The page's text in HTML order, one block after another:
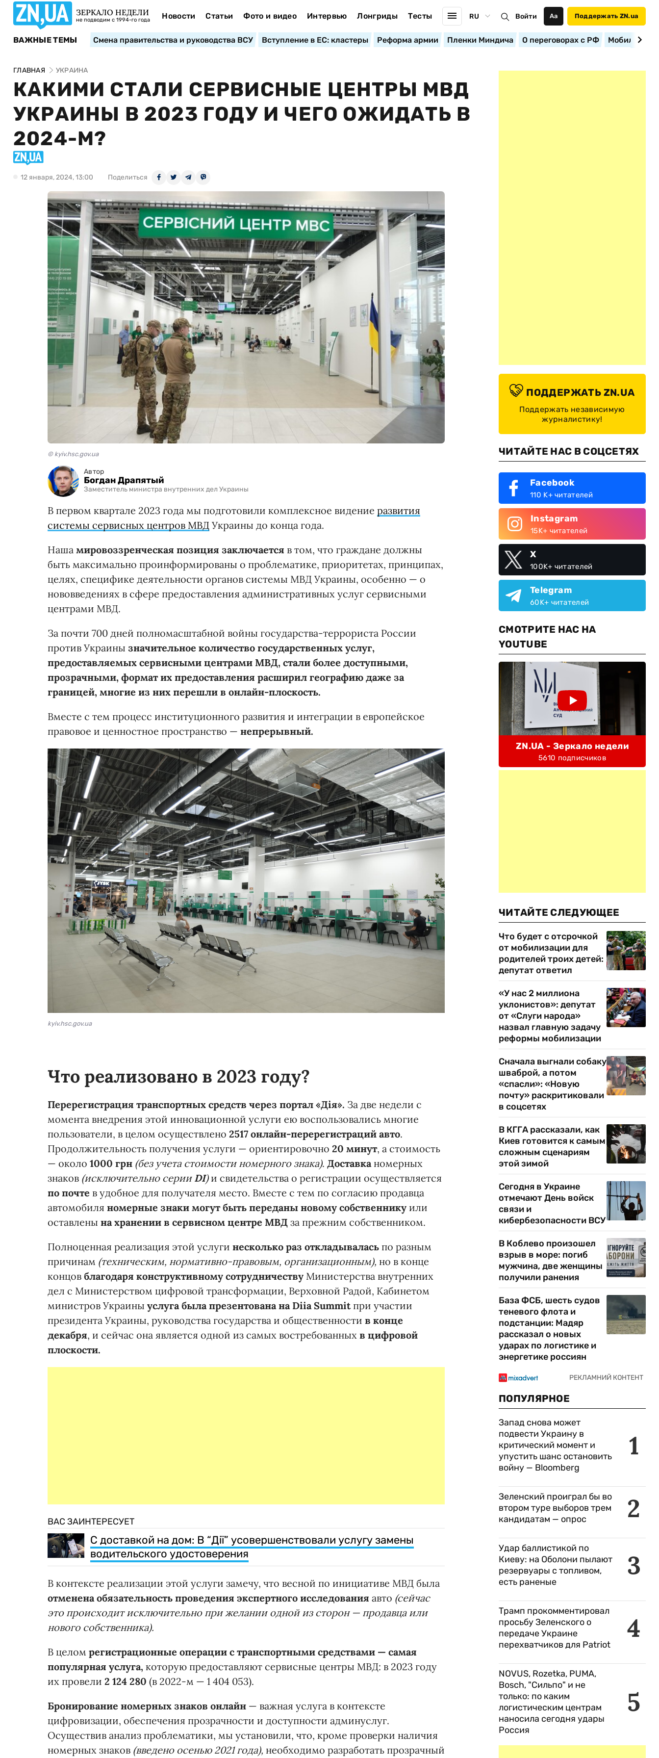
ЗЕРКАЛО НЕДЕЛИ
не подводим с 1994-го года Новости Статьи Фото и видео Интервью Лонгриды Тесты RU Войти Аа Поддержать ZN.ua
ВАЖНЫЕ ТЕМЫ Смена правительства и руководства ВСУ Вступление в ЕС: кластеры Реформа армии Пленки Миндича О переговорах с РФ
ГЛАВНАЯ УКРАИНА
КАКИМИ СТАЛИ СЕРВИСНЫЕ ЦЕНТРЫ МВД
УКРАИНЫ В 2023 ГОДУ И ЧЕГО ОЖИДАТЬ В
2024-М?
12 января, 2024, 13:00 Поделиться
© kyiv.hsc.gov.ua
Автор
Богдан Драпятый
Заместитель министра внутренних дел Украины
В первом квартале 2023 года мы подготовили комплексное видение развития
системы сервисных центров МВД Украины до конца года.
Наша мировоззренческая позиция заключается в том, что граждане должны
быть максимально проинформированы о проблематике, приоритетах, принципах,
целях, специфике деятельности органов системы МВД Украины, особенно — о
нововведениях в сфере предоставления административных услуг сервисными
центрами МВД.
За почти 700 дней полномасштабной войны государства-террориста России
против Украины значительное количество государственных услуг,
предоставляемых сервисными центрами МВД, стали более доступными,
прозрачными, формат их предоставления расширил географию даже за
границей, многие из них перешли в онлайн-плоскость.
Вместе с тем процесс институционного развития и интеграции в европейское
правовое и ценностное пространство — непрерывный.
kyiv.hsc.gov.ua
Что реализовано в 2023 году?
Перерегистрация транспортных средств через портал «Дія». За две недели с
момента внедрения этой инновационной услуги ею воспользовались многие
пользователи, в целом осуществлено 2517 онлайн-перерегистраций авто.
Продолжительность получения услуги — ориентировочно 20 минут, а стоимость
— около 1000 грн (без учета стоимости номерного знака). Доставканомерных
знаков (исключительно серии DI)и свидетельства о регистрации осуществляется
по почте в удобное для получателя место. Вместе с тем по согласию продавца
автомобиля номерные знаки могут быть переданы новому собственнику или
оставлены на хранении в сервисном центре МВД за прежним собственником.
Полноценная реализация этой услуги несколько раз откладывалась по разным
причинам (техническим, нормативно-правовым, организационным), но в конце
концов благодаря конструктивному сотрудничеству Министерства внутренних
дел с Министерством цифровой трансформации, Верховной Радой, Кабинетом
министров Украины услуга была презентована на Diia Summitпри участии
президента Украины, руководства государства и общественности в конце
декабря, и сейчас она является одной из самых востребованных в цифровой
плоскости.
ВАС ЗАИНТЕРЕСУЕТ
С доставкой на дом: В “Дії” усовершенствовали услугу замены
водительского удостоверения
В контексте реализации этой услуги замечу, что весной по инициативе МВД была
отменена обязательность проведения экспертного исследования авто (сейчас
это происходит исключительно при желании одной из сторон — продавца или
нового собственника).
В целом регистрационные операции с транспортными средствами — самая
популярная услуга, которую предоставляют сервисные центры МВД: в 2023 году
их провели 2 124 280 (в 2022-м — 1 404 053).
Бронирование номерных знаков онлайн — важная услуга в контексте
цифровизации, обеспечения прозрачности и доступности админуслуг.
Осуществив анализ проблематики, мы установили, что, кроме проверки наличия
номерных знаков (введено осенью 2021 года), необходимо разработать прозрачный
ПОДДЕРЖАТЬ ZN.UA
Поддержать независимую
журналистику!
ЧИТАЙТЕ НАС В СОЦСЕТЯХ
Facebook
110 K+ читателей
Instagram
15K+ читателей
X
100K+ читателей
Telegram
60K+ читателей
СМОТРИТЕ НАС НА
YOUTUBE
ZN.UA - Зеркало недели
5610 подписчиков
ЧИТАЙТЕ СЛЕДУЮЩЕЕ
Что будет с отсрочкой
от мобилизации для
родителей троих детей:
депутат ответил
«У нас 2 миллиона
уклонистов»: депутат
от «Слуги народа»
назвал главную задачу
реформы мобилизации
Сначала выгнали собаку
шваброй, а потом
«спасли»: «Новую
почту» раскритиковали
в соцсетях
В КГГА рассказали, как
Киев готовится к самым
сложным сценариям
этой зимой
Сегодня в Украине
отмечают День войск
связи и
кибербезопасности ВСУ
В Коблево произошел
взрыв в море: погиб
мужчина, две женщины
получили ранения
База ФСБ, шесть судов
теневого флота и
подстанции: Мадяр
рассказал о новых
ударах по логистике и
энергетике россиян
ПОПУЛЯРНОЕ
1
Запад снова может
подвести Украину в
критический момент и
упустить шанс остановить
войну — Bloomberg
2
Зеленский проиграл бы во
втором туре выборов трем
кандидатам — опрос
3
Удар баллистикой по
Киеву: на Оболони пылают
резервуары с топливом,
есть раненые
4
Трамп прокомментировал
просьбу Зеленского о
передаче Украине
перехватчиков для Patriot
5
NOVUS, Rozetka, PUMA,
Bosch, "Сильпо" и не
только: по каким
логистическим центрам
наносила сегодня удары
Россия